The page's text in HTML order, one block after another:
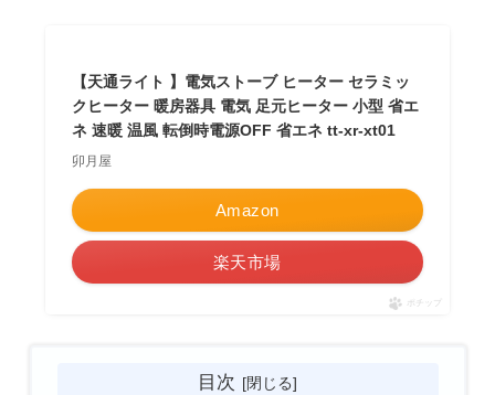
【天通ライト 】電気ストーブ ヒーター セラミッ
クヒーター 暖房器具 電気 足元ヒーター 小型 省エ
ネ 速暖 温風 転倒時電源OFF 省エネ tt-xr-xt01
卯月屋
Amazon
楽天市場
ポチップ
目次